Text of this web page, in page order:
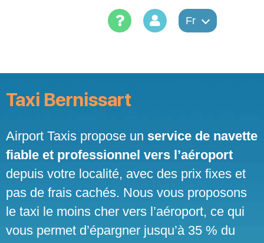
Fr
Taxi Bernissart
Airport Taxis propose un service de navette
fiable et professionnel vers l’aéroport
depuis votre localité, avec des prix fixes et
pas de frais cachés. Nous vous proposons
le taxi le moins cher vers l’aéroport, ce qui
vous permet d’épargner jusqu’à 35 % du